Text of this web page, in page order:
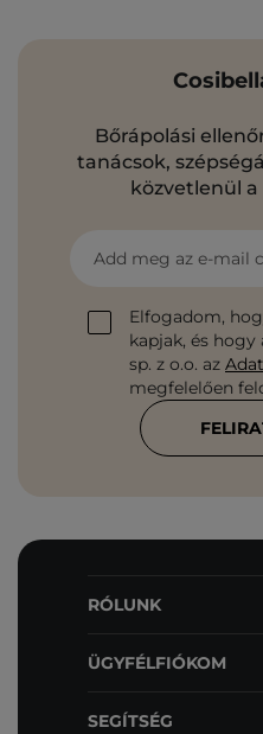
Bőrápolási
tanácsok,
közvetlenül
Add meg az e-mail
Elfogadom,
kapjak, és
sp. z o.o. az
megfelelően
RÓLUNK
ÜGYFÉLFIÓKOM
SEGÍTSÉG